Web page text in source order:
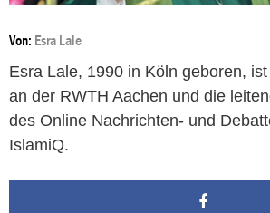
Von: Esra Lale
Esra Lale, 1990 in Köln geboren,
an der RWTH Aachen und die
des Online Nachrichten- und
IslamiQ.